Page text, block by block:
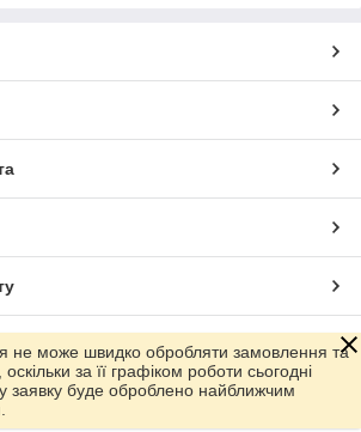
Prom.ua
не може швидко обробляти замовлення та
за її графіком роботи сьогодні
заявку буде оброблено найближчим